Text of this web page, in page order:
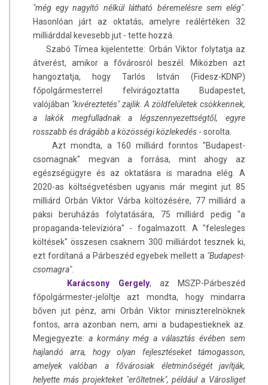
"még egy nagyító nélkül látható béremelésre sem elég".
Hasonlóan járt az oktatás, amelyre reálértéken 32
milliárddal kevesebb jut - tette hozzá.
Szabó Tímea kijelentette: Orbán Viktor folytatja az
átverést, amikor a fővárosról beszél. Miközben azt
hangoztatja, hogy Tarlós István (Fidesz-KDNP)
főpolgármesterrel felvirágoztatta Budapestet,
valójában "kivéreztetés" zajlik. A zöldfelületek csökkennek,
a lakók megfulladnak a légszennyezettségtől, egyre
rosszabb és drágább a közösségi közlekedés- sorolta.
Azt mondta, a 160 milliárd forintos "Budapest-
csomagnak" megvan a forrása, mint ahogy az
egészségügyre és az oktatásra is maradna elég. A
2020-as költségvetésben ugyanis már megint jut 85
milliárd Orbán Viktor Várba költözésére, 77 milliárd a
paksi beruházás folytatására, 75 milliárd pedig "a
propaganda-televízióra" - fogalmazott. A "felesleges
költések" összesen csaknem 300 milliárdot tesznek ki,
ezt fordítaná a Párbeszéd egyebek mellett a "Budapest-
csomagra".
Karácsony Gergely, az MSZP-Párbeszéd
főpolgármester-jelöltje azt mondta, hogy mindarra
bőven jut pénz, ami Orbán Viktor miniszterelnöknek
fontos, arra azonban nem, ami a budapestieknek az.
Megjegyezte: a kormány még a választás évében sem
hajlandó arra, hogy olyan fejlesztéseket támogasson,
amelyek valóban a fővárosiak életminőségét javítják,
helyette más projekteket "erőltetnek", például a Városliget